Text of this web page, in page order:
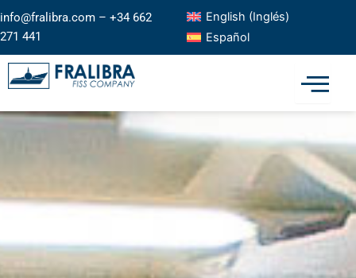
info@fralibra.com – +34 662
271 441
English (Inglés)
Español